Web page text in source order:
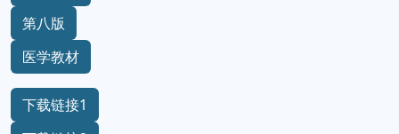
第八版
医学教材
下载链接1